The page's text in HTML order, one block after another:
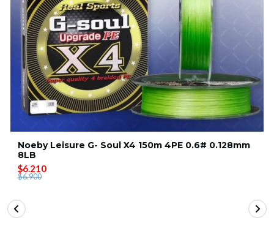
Noeby Leisure G- Soul X4 150m 4PE 0.6# 0.128mm
8LB
$6.210
$6.900